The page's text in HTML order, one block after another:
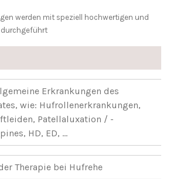
werden mit speziell hochwertigen und
durchgeführt
Erkrankungen des
wie: Hufrollenerkrankungen,
Patellaluxation / -
HD, ED, ...
Therapie bei Hufrehe